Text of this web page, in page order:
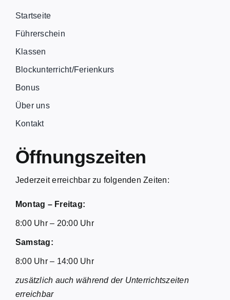
Startseite
Führerschein
Klassen
Blockunterricht/Ferienkurs
Bonus
Über uns
Kontakt
Öffnungszeiten
Jederzeit erreichbar zu folgenden Zeiten:
Montag – Freitag:
8:00 Uhr – 20:00 Uhr
Samstag:
8:00 Uhr – 14:00 Uhr
zusätzlich auch während der Unterrichtszeiten
erreichbar